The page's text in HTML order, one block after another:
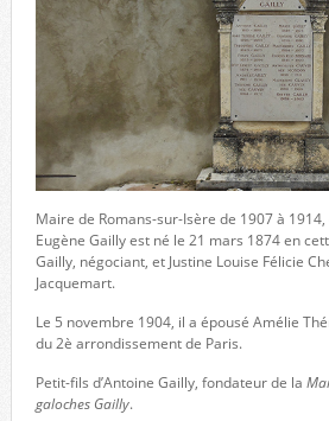
Maire de Romans-sur-Isère de 1907 à
Eugène Gailly est né le 21 mars 1874 en
Gailly, négociant, et Justine Louise Félicie
Jacquemart.
Le 5 novembre 1904, il a épousé Amélie
du 2è arrondissement de Paris.
Petit-fils d’Antoine Gailly, fondateur de la
galoches Gailly.